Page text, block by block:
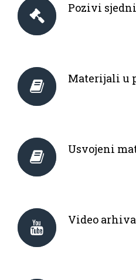
Pozivi
Materijali u
Usvojeni
Video arhiva